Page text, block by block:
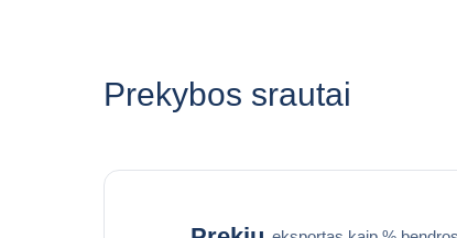
Prekybos srautai